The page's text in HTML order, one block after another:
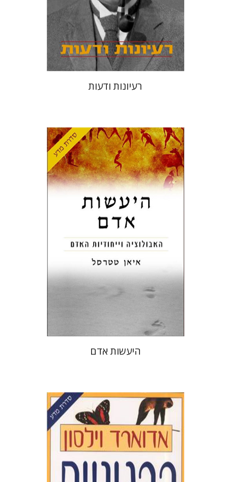
הנחת אתר ספר מודפס
$44
$40
רעיונות ודעות
איאן טטרסל
יששכר אונא
מנחם ראב
הנחת אתר ספר מודפס
היעשות אדם
אדוארד וילסון
יוסי הלר
יששכר אונא
נעמי כרמל